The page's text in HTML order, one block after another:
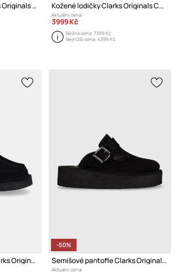
Kožené mokasíny Clarks Originals Wallabee Loafer Kožené lodičky Clarks Originals CUR Loafer 1
Aktuální cena:
3999 Kč
Běžná cena:7399 Kč
Nejnižší cena:4399 Kč
Semišové polobotky Clarks Originals Desert Nomad
-50%
Semišové pantofle Clarks Originals Trek Wedge Mule
Aktuální cena: